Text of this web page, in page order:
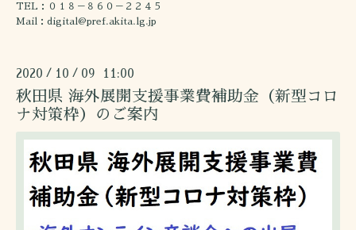
TEL：０１８－８６０－２２４５
Mail：digital@pref.akita.lg.jp
2020 / 10 / 09 11:00
秋田県 海外展開支援事業費補助金（新型コロ
ナ対策枠）のご案内